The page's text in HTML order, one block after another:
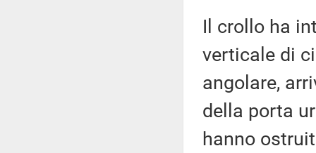
Il crollo ha
verticale di
angolare,
della porta
hanno